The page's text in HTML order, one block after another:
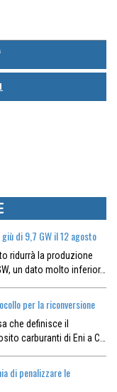
di 9,7 GW il 12 agosto
ridurrà la produzione
un dato molto inferior…
per la riconversione
che definisce il
carburanti di Eni a C…
di penalizzare le